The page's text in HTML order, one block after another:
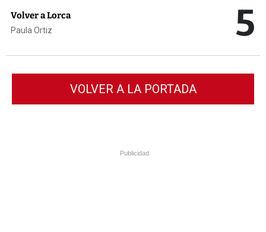
Volver a Lorca
Paula Ortiz 5
VOLVER A LA PORTADA
Publicidad